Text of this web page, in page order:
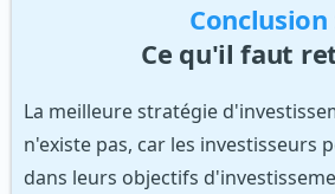
Conclusion
Ce qu'il faut
La meilleure stratégie
n'existe pas, car les investisseurs
dans leurs objectifs